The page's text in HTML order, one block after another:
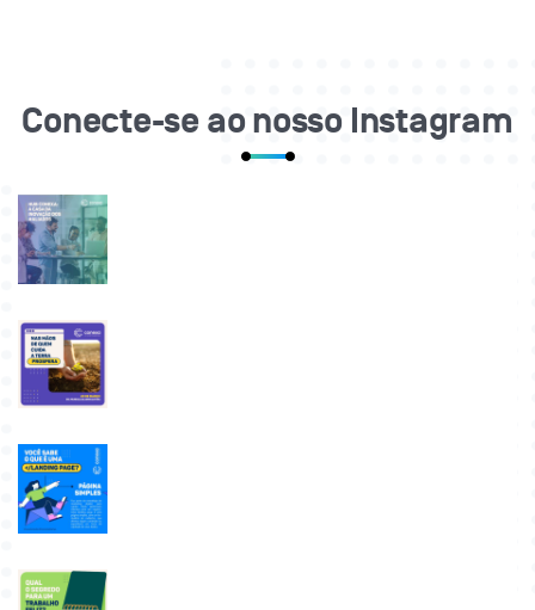
Conecte-se ao nosso Instagram